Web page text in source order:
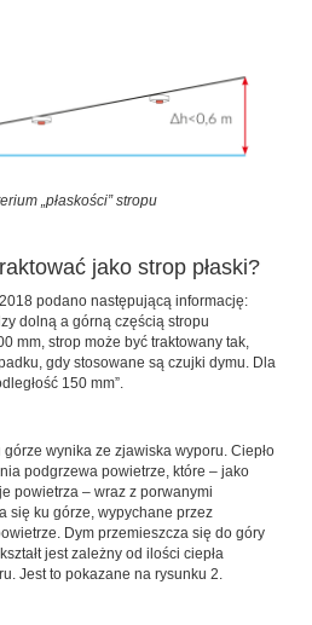
„płaskości” stropu
jako strop płaski?
podano następującą informację:
dolną a górną częścią stropu
mm, strop może być traktowany tak,
gdy stosowane są czujki dymu. Dla
150 mm”.
wynika ze zjawiska wyporu. Ciepło
podgrzewa powietrze, które – jako
powietrza – wraz z porwanymi
się ku górze, wypychane przez
Dym przemieszcza się do góry
jest zależny od ilości ciepła
Jest to pokazane na rysunku 2.